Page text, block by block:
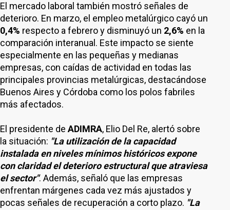
El mercado laboral también mostró señales de
deterioro. En marzo, el empleo metalúrgico cayó un
0,4% respecto a febrero y disminuyó un 2,6% en la
comparación interanual. Este impacto se siente
especialmente en las pequeñas y medianas
empresas, con caídas de actividad en todas las
principales provincias metalúrgicas, destacándose
Buenos Aires y Córdoba como los polos fabriles
más afectados.
El presidente de ADIMRA, Elio Del Re, alertó sobre
la situación: "La utilización de la capacidad
instalada en niveles mínimos históricos expone
con claridad el deterioro estructural que atraviesa
el sector". Además, señaló que las empresas
enfrentan márgenes cada vez más ajustados y
pocas señales de recuperación a corto plazo. "La